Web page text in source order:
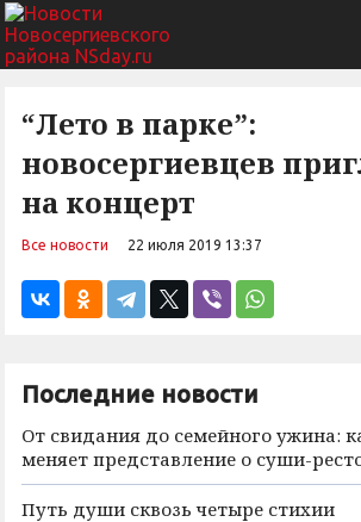
“Лето в парке”:
новосергиевцев
на концерт
Все новости 22 июля 2019 13:37
Последние новости
От свидания до семейного ужина:
меняет представление о суши-
Путь души сквозь четыре стихии